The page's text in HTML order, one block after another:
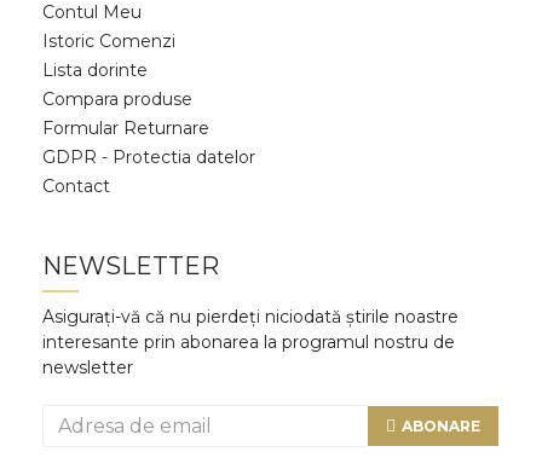
Contul Meu
Istoric Comenzi
Lista dorinte
Compara produse
Formular Returnare
GDPR - Protectia datelor
Contact
NEWSLETTER
Asigurați-vă că nu pierdeți niciodată știrile noastre
interesante prin abonarea la programul nostru de
newsletter
ABONARE